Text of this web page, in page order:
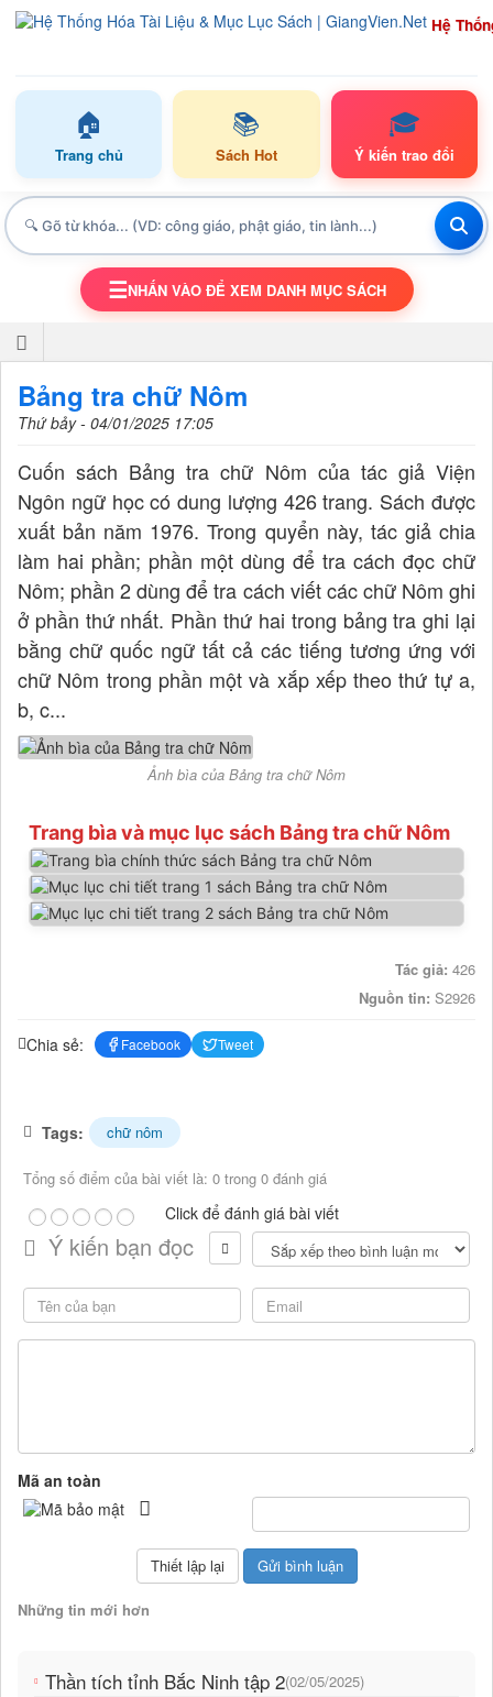
Hệ
🏠
Trang chủ
📚
Sách Hot
🎓
Ý kiến trao đổi
TOGGLE NAVIGATION
☰NHẤN VÀO ĐỂ XEM DANH MỤC SÁCH
Bảng tra chữ Nôm
Thứ bảy - 04/01/2025 17:05
Cuốn sách Bảng tra chữ Nôm của tác giả Viện
Ngôn ngữ học có dung lượng 426 trang. Sách được
xuất bản năm 1976. Trong quyển này, tác giả chia
làm hai phần; phần một dùng để tra cách đọc chữ
Nôm; phần 2 dùng để tra cách viết các chữ Nôm ghi
ở phần thứ nhất. Phần thứ hai trong bảng tra ghi lại
bằng chữ quốc ngữ tất cả các tiếng tương ứng với
chữ Nôm trong phần một và xắp xếp theo thứ tự a,
b, c...
Ảnh bìa của Bảng tra chữ Nôm
Trang bìa và mục lục sách Bảng tra chữ Nôm
Tác giả: 426
Nguồn tin: S2926
Chia sẻ: Facebook Tweet
Tags: chữ nôm
Tổng số điểm của bài viết là: 0 trong 0 đánh giá
Click để đánh giá bài viết
Ý kiến bạn đọc
Mã an toàn
Những tin mới hơn
Thần tích tỉnh Bắc Ninh tập 2(02/05/2025)